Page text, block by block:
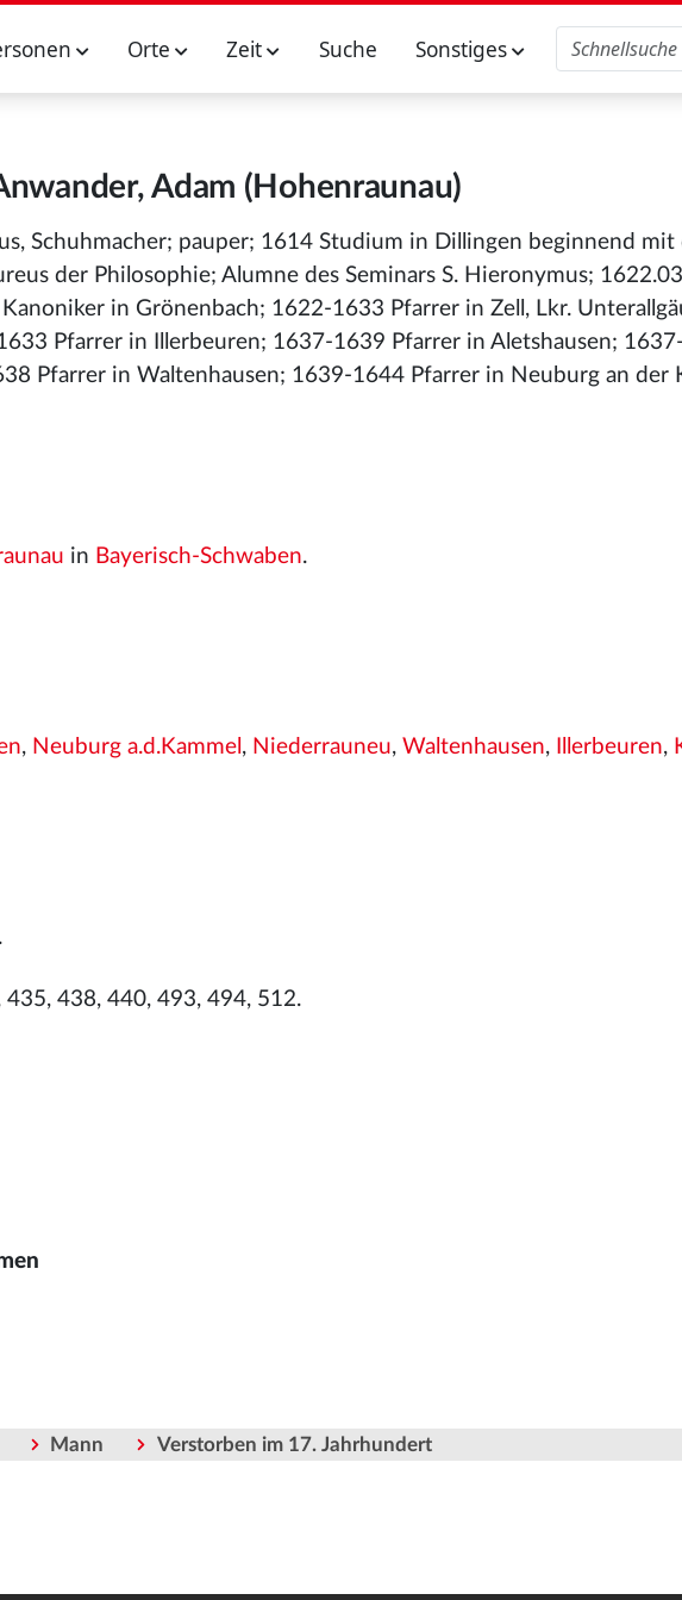
Orte Zeit Suche Sonstiges
Adam (Hohenraunau)
Schuhmacher; pauper; 1614 Studium in Dillingen beginnend mit
der Philosophie; Alumne des Seminars S. Hieronymus;
in Grönenbach; 1622-1633 Pfarrer in Zell, Lkr.
Pfarrer in Illerbeuren; 1637-1639 Pfarrer in Aletshausen;
Pfarrer in Waltenhausen; 1639-1644 Pfarrer in Neuburg an der
in Bayerisch-Schwaben.
, Neuburg a.d.Kammel , Niederrauneu, Waltenhausen, Illerbeuren,
435, 438, 440, 493, 494, 512.
Mann Verstorben im 17. Jahrhundert